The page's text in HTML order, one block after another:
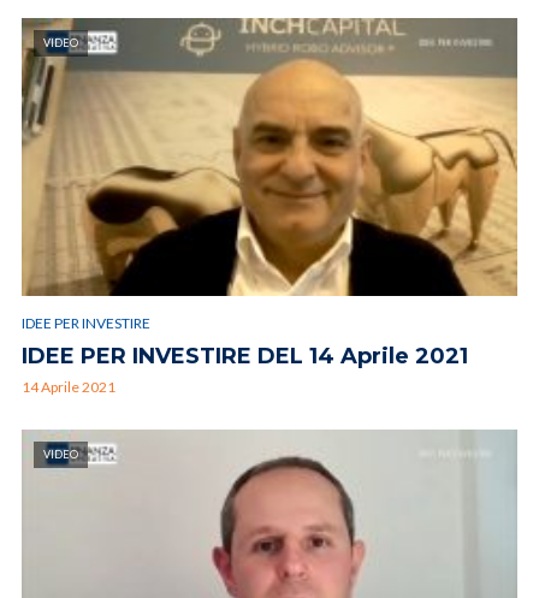
VIDEO
IDEE PER INVESTIRE
IDEE PER INVESTIRE DEL 14 Aprile 2021
14 Aprile 2021
VIDEO